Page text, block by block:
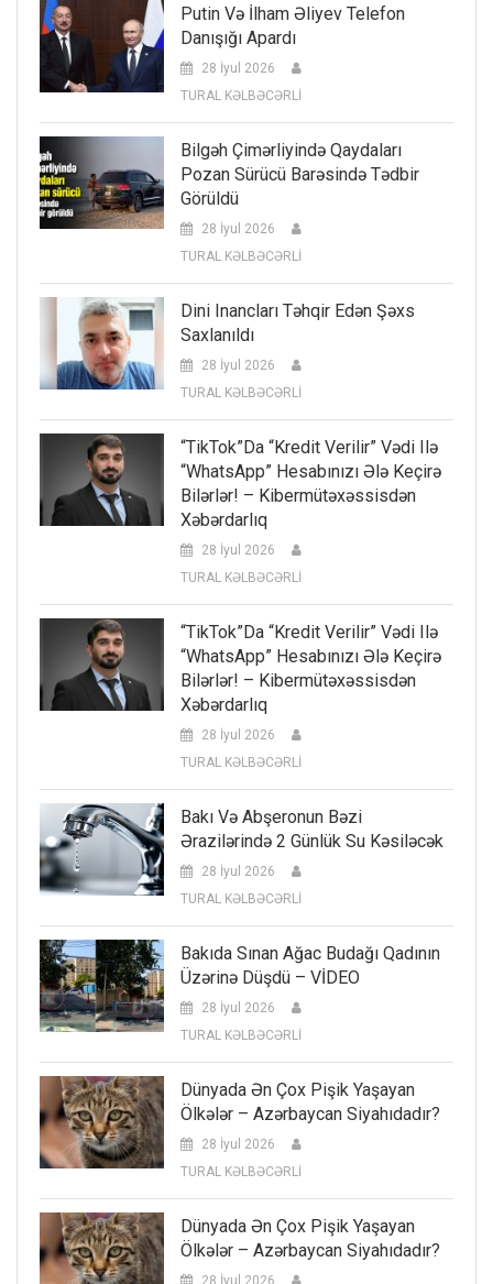
Putin Və İlham Əliyev Telefon
Danışığı Apardı
28 İyul 2026
TURAL KƏLBƏCƏRLİ
Bilgəh Çimərliyində Qaydaları
Pozan Sürücü Barəsində Tədbir
Görüldü
28 İyul 2026
TURAL KƏLBƏCƏRLİ
Dini Inancları Təhqir Edən Şəxs
Saxlanıldı
28 İyul 2026
TURAL KƏLBƏCƏRLİ
“TikTok”da “kredit Verilir” Vədi Ilə
“WhatsApp” Hesabınızı Ələ Keçirə
Bilərlər! – Kibermütəxəssisdən
Xəbərdarlıq
28 İyul 2026
TURAL KƏLBƏCƏRLİ
“TikTok”da “kredit Verilir” Vədi Ilə
“WhatsApp” Hesabınızı Ələ Keçirə
Bilərlər! – Kibermütəxəssisdən
Xəbərdarlıq
28 İyul 2026
TURAL KƏLBƏCƏRLİ
Bakı Və Abşeronun Bəzi
Ərazilərində 2 Günlük Su Kəsiləcək
28 İyul 2026
TURAL KƏLBƏCƏRLİ
Bakıda Sınan Ağac Budağı Qadının
Üzərinə Düşdü – VİDEO
28 İyul 2026
TURAL KƏLBƏCƏRLİ
Dünyada Ən Çox Pişik Yaşayan
Ölkələr – Azərbaycan Siyahıdadır?
28 İyul 2026
TURAL KƏLBƏCƏRLİ
Dünyada Ən Çox Pişik Yaşayan
Ölkələr – Azərbaycan Siyahıdadır?
28 İyul 2026